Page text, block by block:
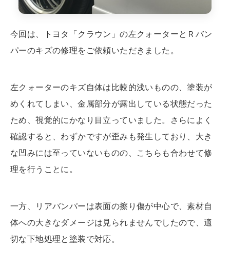
今回は、トヨタ「クラウン」の左クォーターとＲバン
パーのキズの修理をご依頼いただきました。
左クォーターのキズ自体は比較的浅いものの、塗装が
めくれてしまい、金属部分が露出している状態だった
ため、視覚的にかなり目立っていました。さらによく
確認すると、わずかですが歪みも発生しており、大き
な凹みには至っていないものの、こちらも合わせて修
理を行うことに。
一方、リアバンパーは表面の擦り傷が中心で、素材自
体への大きなダメージは見られませんでしたので、適
切な下地処理と塗装で対応。